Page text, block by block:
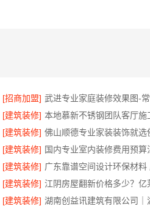
[招商加盟]
[建筑装修]
[建筑装修]
[建筑装修]
[建筑装修]
[建筑装修]
[建筑装修]